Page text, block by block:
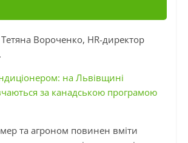
Вороченко, HR-директор
на Львівщині
за канадською програмою
та агроном повинен вміти